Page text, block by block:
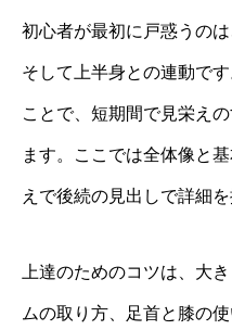
初心者が最初に戸惑うの
そして上半身との連動で
ことで、短期間で見栄え
ます。ここでは全体像と
えで後続の見出しで詳細
上達のためのコツは、大
ムの取り方、足首と膝の